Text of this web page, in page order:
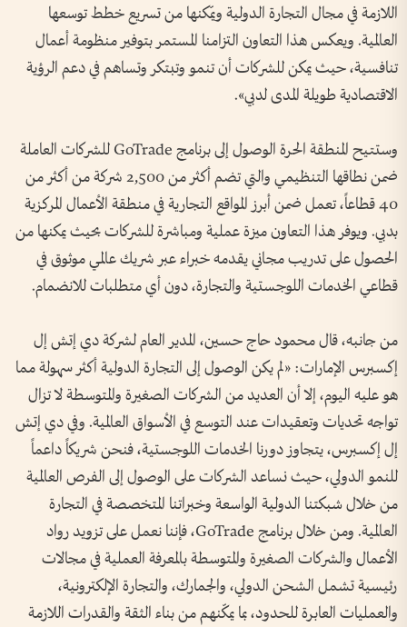
اللازمة في مجال التجارة الدولية ويمّكنها من تسريع خطط توسعها
العالمية. ويعكس هذا التعاون التزامنا المستمر بتوفير منظومة أعمال
تنافسية، حيث يمكن للشركات أن تنمو وتبتكر وتساهم في دعم الرؤية
الاقتصادية طويلة المدى لدبي».
وستتيح المنطقة الحرة الوصول إلى برنامج GoTrade للشركات العاملة
ضمن نطاقها التنظيمي والتي تضم أكثر من 2,500 شركة من أكثر من
40 قطاعاً، تعمل ضمن أبرز المواقع التجارية في منطقة الأعمال المركزية
بدبي. ويوفر هذا التعاون ميزة عملية ومباشرة للشركات بحيث يمكنها من
الحصول على تدريب مجاني يقدمه خبراء عبر شريك عالمي موثوق في
قطاعي الخدمات اللوجستية والتجارة، دون أي متطلبات للانضمام.
من جانبه، قال محمود حاج حسين، المدير العام لشركة دي إتش إل
إكسبرس الإمارات: «لم يكن الوصول إلى التجارة الدولية أكثر سهولة مما
هو عليه اليوم، إلا أن العديد من الشركات الصغيرة والمتوسطة لا تزال
تواجه تحديات وتعقيدات عند التوسع في الأسواق العالمية. وفي دي إتش
إل إكسبرس، يتجاوز دورنا الخدمات اللوجستية، فنحن شريكاً داعماً
للنمو الدولي، حيث نساعد الشركات على الوصول إلى الفرص العالمية
من خلال شبكتنا الدولية الواسعة وخبراتنا المتخصصة في التجارة
العالمية. ومن خلال برنامج GoTrade، فإننا نعمل على تزويد رواد
الأعمال والشركات الصغيرة والمتوسطة بالمعرفة العملية في مجالات
رئيسية تشمل الشحن الدولي، والجمارك، والتجارة الإلكترونية،
والعمليات العابرة للحدود، بما يمكّنهم من بناء الثقة والقدرات اللازمة